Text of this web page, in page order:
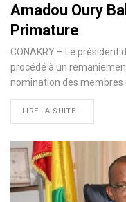
Amadou Oury
Primature
CONAKRY – Le président
procédé à un
nomination des membres
LIRE LA SUITE...